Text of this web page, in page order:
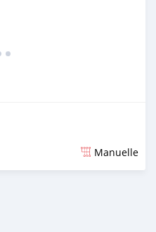
Manuelle